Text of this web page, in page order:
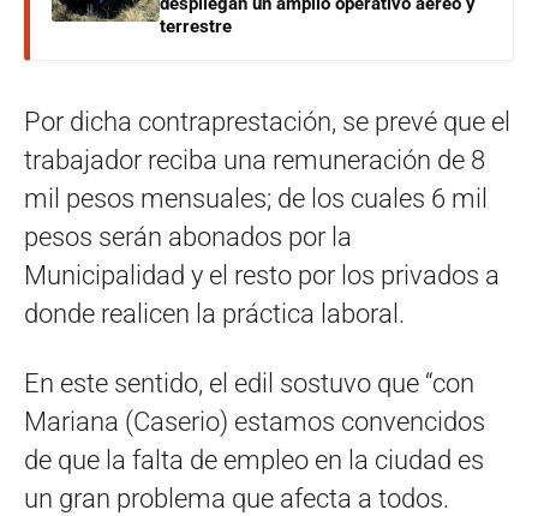
terrestre
Por dicha contraprestación, se prevé que el
trabajador reciba una remuneración de 8
mil pesos mensuales; de los cuales 6 mil
pesos serán abonados por la
Municipalidad y el resto por los privados a
donde realicen la práctica laboral.
En este sentido, el edil sostuvo que “con
Mariana (Caserio) estamos convencidos
de que la falta de empleo en la ciudad es
un gran problema que afecta a todos.